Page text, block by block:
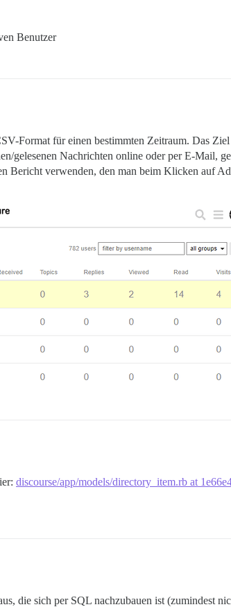
Benutzer
Format für einen bestimmten Zeitraum. Das
gelesenen Nachrichten online oder per E-Mail,
Bericht verwenden, den man beim Klicken auf
discourse/app/models/directory_item.rb at
die sich per SQL nachzubauen ist (zumindest